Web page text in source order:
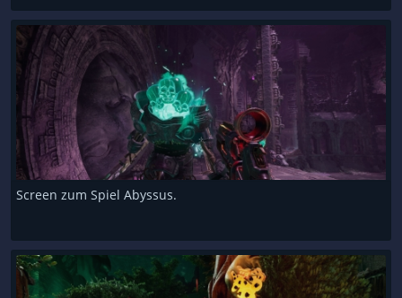
Screen zum Spiel Abyssus.